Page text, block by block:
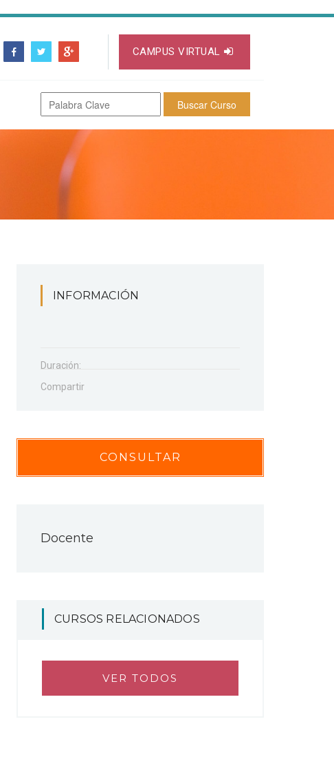
CAMPUS VIRTUAL
INFORMACIÓN
Duración:
Compartir
CONSULTAR
Docente
CURSOS RELACIONADOS
VER TODOS